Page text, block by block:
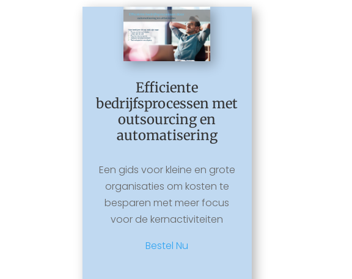
Efficiente
bedrijfsprocessen met
outsourcing en
automatisering
Een gids voor kleine en grote
organisaties om kosten te
besparen met meer focus
voor de kernactiviteiten
Bestel Nu